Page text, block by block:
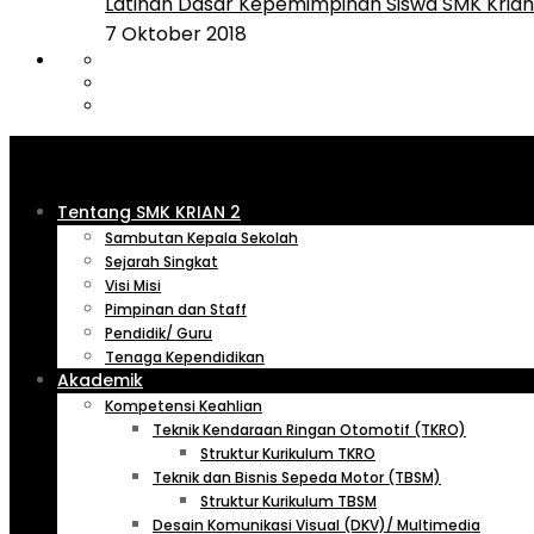
7 Oktober 2018
Tentang SMK KRIAN 2
Sambutan Kepala Sekolah
Sejarah Singkat
Visi Misi
Pimpinan dan Staff
Pendidik/ Guru
Tenaga Kependidikan
Akademik
Kompetensi Keahlian
Teknik Kendaraan Ringan Otomotif (TKRO)
Struktur Kurikulum TKRO
Teknik dan Bisnis Sepeda Motor (TBSM)
Struktur Kurikulum TBSM
Desain Komunikasi Visual (DKV)/ Multimedia